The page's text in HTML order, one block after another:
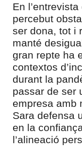
En
percebut
ser dona, tot i
manté
gran repte ha
contextos
durant la
passar de ser
empresa amb
Sara defensa
en la
l’alineació